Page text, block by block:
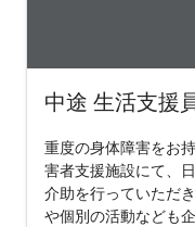
中途 生活支援
重度の身体障害をお
害者支援施設にて、
介助を行っていただ
や個別の活動なども